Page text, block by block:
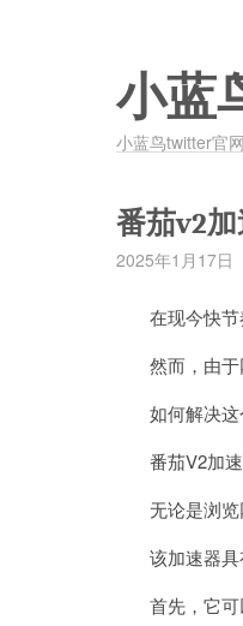
小蓝
小蓝鸟twitter官
番茄v2
2025年1月17日
在现今快节
然而，由于
如何解决这
番茄V2加速
无论是浏览
该加速器具
首先，它可